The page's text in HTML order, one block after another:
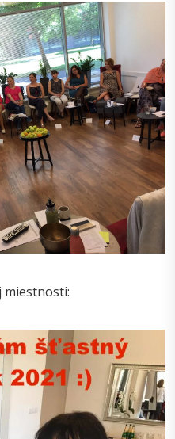
miestnosti: